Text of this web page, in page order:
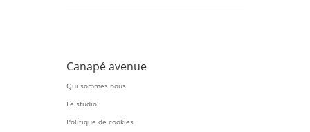
Canapé avenue
Qui sommes nous
Le studio
Politique de cookies